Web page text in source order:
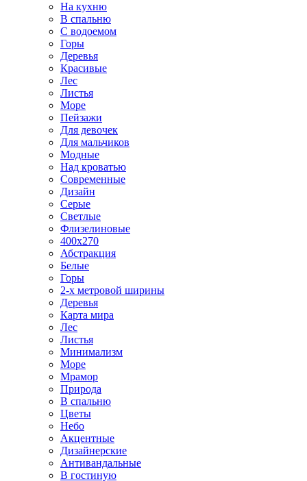
На кухню
В спальню
С водоемом
Горы
Деревья
Красивые
Лес
Листья
Море
Пейзажи
Для девочек
Для мальчиков
Модные
Над кроватью
Современные
Дизайн
Серые
Светлые
Флизелиновые
400х270
Абстракция
Белые
Горы
2-х метровой ширины
Деревья
Карта мира
Лес
Листья
Минимализм
Море
Мрамор
Природа
В спальню
Цветы
Небо
Акцентные
Дизайнерские
Антивандальные
В гостиную